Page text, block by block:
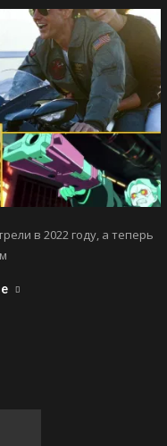
в 2022 году, а теперь